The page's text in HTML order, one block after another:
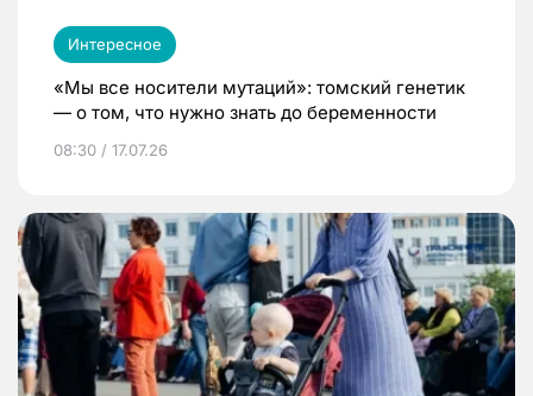
Интересное
«Мы все носители мутаций»: томский генетик
— о том, что нужно знать до беременности
08:30 / 17.07.26